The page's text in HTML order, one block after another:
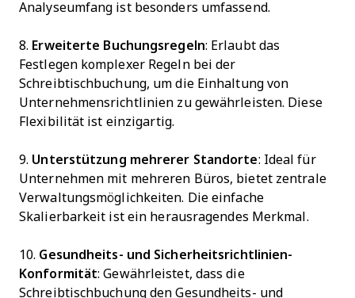
Analyseumfang ist besonders umfassend.
8. Erweiterte Buchungsregeln: Erlaubt das
Festlegen komplexer Regeln bei der
Schreibtischbuchung, um die Einhaltung von
Unternehmensrichtlinien zu gewährleisten. Diese
Flexibilität ist einzigartig.
9. Unterstützung mehrerer Standorte: Ideal für
Unternehmen mit mehreren Büros, bietet zentrale
Verwaltungsmöglichkeiten. Die einfache
Skalierbarkeit ist ein herausragendes Merkmal.
10. Gesundheits- und Sicherheitsrichtlinien-
Konformität: Gewährleistet, dass die
Schreibtischbuchung den Gesundheits- und